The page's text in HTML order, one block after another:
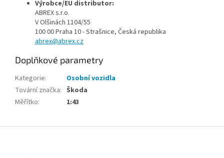
Výrobce/EU distributor:
ABREX s.r.o.
V Olšinách 1104/55
100 00 Praha 10 - Strašnice, Česká republika
abrex@abrex.cz
Doplňkové parametry
Kategorie:
Osobní vozidla
Tovární značka: Škoda
Měřítko: 1:43